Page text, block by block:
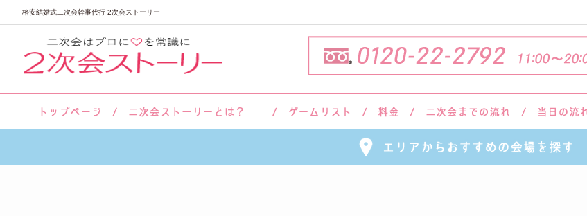
格安結婚式二次会幹事代行 2次会ストーリー